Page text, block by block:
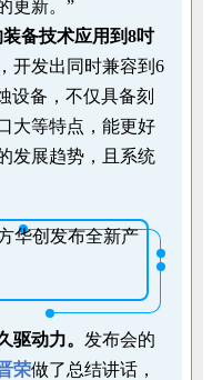
更新。”
备技术应用到8吋
，开发出同时兼容到6
设备，不仅具备刻
大等特点，能更好
发展趋势，且系统
驱动力。 发布会的
荣做了总结讲话，